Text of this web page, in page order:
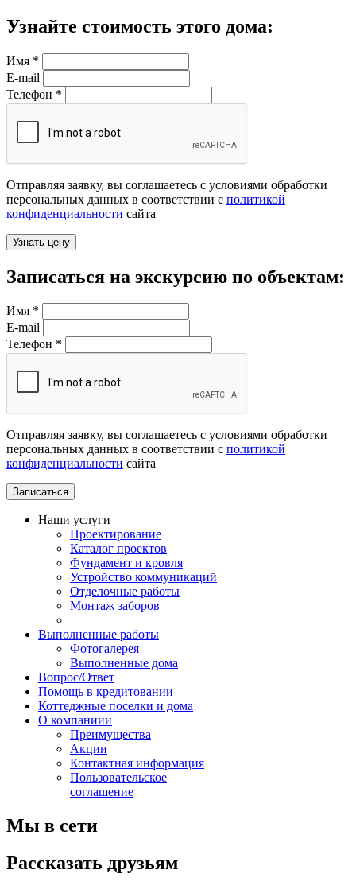
Узнайте стоимость этого дома:
Имя *
E-mail
Телефон *
Отправляя заявку, вы соглашаетесь с условиями обработки
персональных данных в соответствии с политикой
конфиденциальности сайта
Записаться на экскурсию по объектам:
Имя *
E-mail
Телефон *
Отправляя заявку, вы соглашаетесь с условиями обработки
персональных данных в соответствии с политикой
конфиденциальности сайта
Наши услуги
Проектирование
Каталог проектов
Фундамент и кровля
Устройство коммуникаций
Отделочные работы
Монтаж заборов
Выполненные работы
Фотогалерея
Выполненные дома
Вопрос/Ответ
Помощь в кредитовании
Коттеджные поселки и дома
О компаниии
Преимущества
Акции
Контактная информация
Пользовательское
соглашение
Мы в сети
Рассказать друзьям